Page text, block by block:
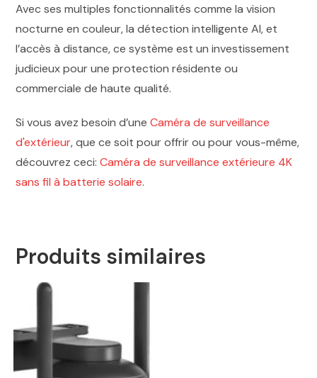
Avec ses multiples fonctionnalités comme la vision
nocturne en couleur, la détection intelligente AI, et
l’accès à distance, ce système est un investissement
judicieux pour une protection résidente ou
commerciale de haute qualité.
Si vous avez besoin d’uneCaméra de surveillance
d'extérieur, que ce soit pour offrir ou pour vous-même,
découvrez ceci:Caméra de surveillance extérieure 4K
sans fil à batterie solaire.
Produits similaires